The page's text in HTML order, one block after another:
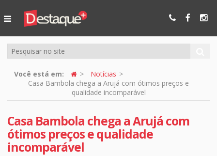
Online
Você está em:
Notícias
Casa Bambola chega a Arujá com ótimos preços e
qualidade incomparável
Casa Bambola chega a Arujá com
ótimos preços e qualidade
incomparável